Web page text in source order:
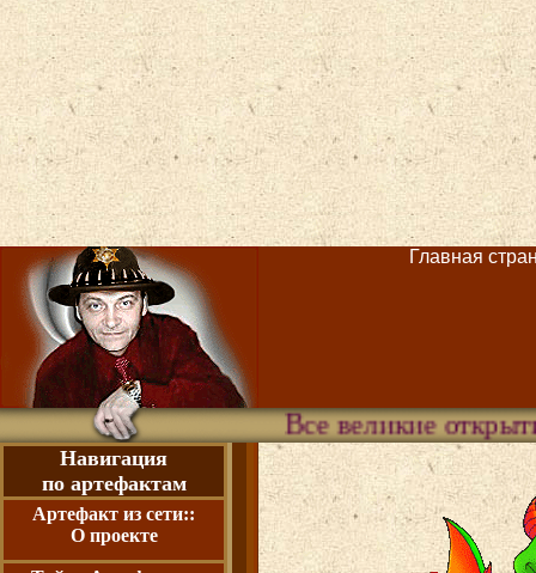
Главная
Все великие открытия были
Навигация
по артефактам
Артефакт из сети::
О проекте